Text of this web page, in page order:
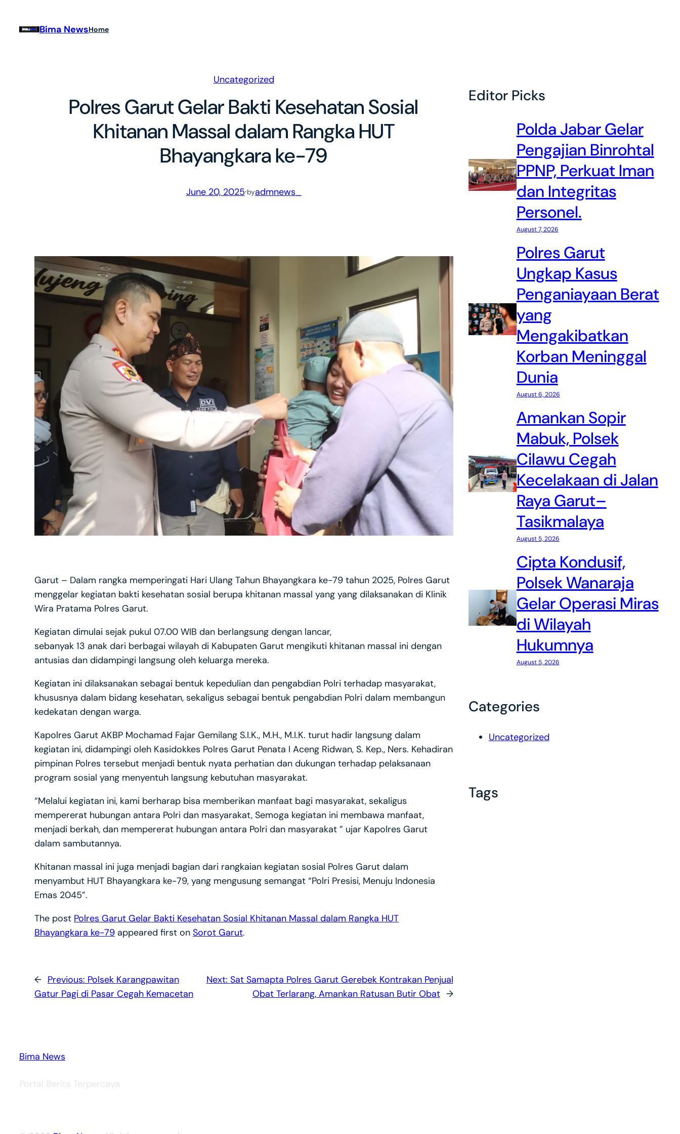
Bima NewsHome
Uncategorized
Polres Garut Gelar Bakti Kesehatan Sosial
Khitanan Massal dalam Rangka HUT
Bhayangkara ke-79
June 20, 2025·byadmnews_
Garut – Dalam rangka memperingati Hari Ulang Tahun Bhayangkara ke-79 tahun 2025, Polres Garut
menggelar kegiatan bakti kesehatan sosial berupa khitanan massal yang yang dilaksanakan di Klinik
Wira Pratama Polres Garut.
Kegiatan dimulai sejak pukul 07.00 WIB dan berlangsung dengan lancar,
sebanyak 13 anak dari berbagai wilayah di Kabupaten Garut mengikuti khitanan massal ini dengan
antusias dan didampingi langsung oleh keluarga mereka.
Kegiatan ini dilaksanakan sebagai bentuk kepedulian dan pengabdian Polri terhadap masyarakat,
khususnya dalam bidang kesehatan, sekaligus sebagai bentuk pengabdian Polri dalam membangun
kedekatan dengan warga.
Kapolres Garut AKBP Mochamad Fajar Gemilang S.I.K., M.H., M.I.K. turut hadir langsung dalam
kegiatan ini, didampingi oleh Kasidokkes Polres Garut Penata I Aceng Ridwan, S. Kep., Ners. Kehadiran
pimpinan Polres tersebut menjadi bentuk nyata perhatian dan dukungan terhadap pelaksanaan
program sosial yang menyentuh langsung kebutuhan masyarakat.
“Melalui kegiatan ini, kami berharap bisa memberikan manfaat bagi masyarakat, sekaligus
mempererat hubungan antara Polri dan masyarakat, Semoga kegiatan ini membawa manfaat,
menjadi berkah, dan mempererat hubungan antara Polri dan masyarakat ” ujar Kapolres Garut
dalam sambutannya.
Khitanan massal ini juga menjadi bagian dari rangkaian kegiatan sosial Polres Garut dalam
menyambut HUT Bhayangkara ke-79, yang mengusung semangat “Polri Presisi, Menuju Indonesia
Emas 2045”.
The post Polres Garut Gelar Bakti Kesehatan Sosial Khitanan Massal dalam Rangka HUT
Bhayangkara ke-79appeared first on Sorot Garut.
← Previous: Polsek Karangpawitan
Gatur Pagi di Pasar Cegah Kemacetan
Next: Sat Samapta Polres Garut Gerebek Kontrakan Penjual
Obat Terlarang, Amankan Ratusan Butir Obat →
Editor Picks
Polda Jabar Gelar
Pengajian Binrohtal
PPNP, Perkuat Iman
dan Integritas
Personel.
August 7, 2026
Polres Garut
Ungkap Kasus
Penganiayaan Berat
yang
Mengakibatkan
Korban Meninggal
Dunia
August 6, 2026
Amankan Sopir
Mabuk, Polsek
Cilawu Cegah
Kecelakaan di Jalan
Raya Garut–
Tasikmalaya
August 5, 2026
Cipta Kondusif,
Polsek Wanaraja
Gelar Operasi Miras
di Wilayah
Hukumnya
August 5, 2026
Categories
Uncategorized
Tags
Bima News
Portal Berita Terpercaya